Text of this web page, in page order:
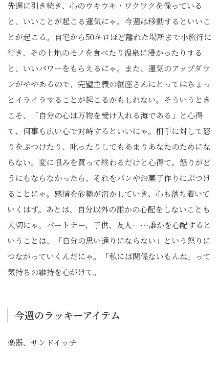
先週に引き続き、心のウキウキ・ワクワクを保っている
と、いいことが起こる運気にゃ。今週は移動するといいこ
とが起こる。自宅から50キロほど離れた場所まで小旅行に
行き、その土地のモノを食べたり温泉に浸かったりする
と、いいパワーをもらえるにゃ。また、運気のアップダウ
ンがややあるので、完璧主義の蟹座さんにとってはちょっ
とイライラすることが起こるかもしれない。そういうとき
こそ、「自分の心は万物を受け入れる海である」と心得
て、何事も広い心で対峙するといいにゃ。相手に対して怒
りをぶつけたり、叱ったりしてもあまりあなたのためにな
らない。変に恨みを買って終わるだけと心得て。怒りがど
うにもならなかったら、それをパンやお菓子作りにぶつけ
ることにゃ。感情を砂糖が溶かしていき、心も落ち着いて
いくはず。あとは、自分以外の誰かの心配をしないことも
大切にゃ。パートナー、子供、友人……誰かを心配すると
いうことは、「自分の思い通りにならない」という怒りに
つながっていくんだにゃ。「私には関係ないもんね」って
気持ちの維持を心がけて。
今週のラッキーアイテム
楽器、サンドイッチ